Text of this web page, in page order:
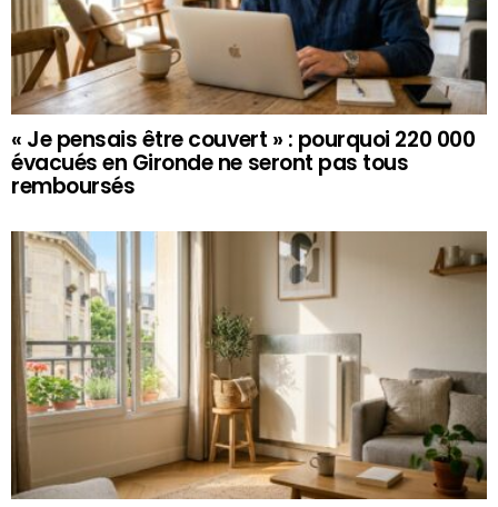
« Je pensais être couvert » : pourquoi 220 000
évacués en Gironde ne seront pas tous
remboursés